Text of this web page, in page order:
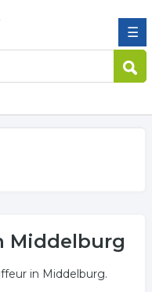
☰
Middelburg
in Middelburg.